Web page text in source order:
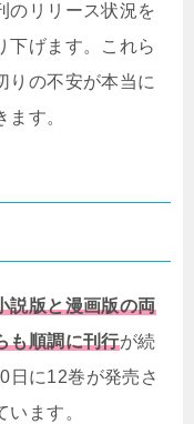
のリリース状況を
下げます。これら
りの不安が本当に
す。
説版と漫画版の両
も順調に刊行が続
日に12巻が発売さ
ます。